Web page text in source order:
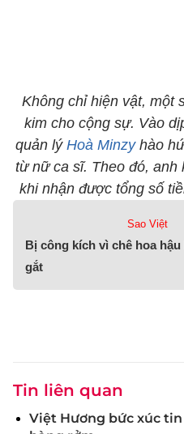
Không chỉ hiện vật, một
kim cho cộng sự. V​​ào
quản lý Hoà Minzyhào
từ nữ ca sĩ. Theo đó, anh
khi nhận được tổng số
Sao Việt
Bị công kích vì chê hoa
gắt
Tin liên quan
Việt Hương bức xúc